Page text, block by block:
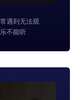
遇到无法观
不能听